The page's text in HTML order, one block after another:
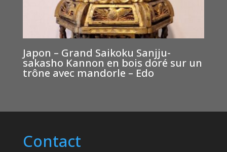
Japon – Grand Saikoku Sanjju-
sakasho Kannon en bois doré sur un
trône avec mandorle – Edo
Contact